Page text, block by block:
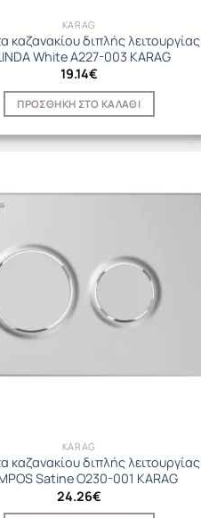
KARAG
καζανακίου διπλής λειτουργίας
White A227-003 KARAG
19.14€
ΠΡΟΣΘΉΚΗ ΣΤΟ ΚΑΛΆΘΙ
KARAG
καζανακίου διπλής λειτουργίας
Satine O230-001 KARAG
24.26€